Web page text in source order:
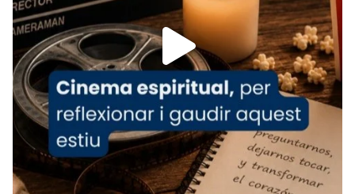
Aquest dilluns, 27 de juliol, ha tingut lloc la
missa d’acció de gràcies en agraïment al
comitè organitzador de la visita apostòlica
del Sant Pare Lleó XIV a Barcelona, i als
col·laboradors, a la Catedral de Barcelona.
L’arquebisbe de Barcelona, el cardenal Joan
Josep Omella, ha presidit la missa i l’ha
concelebrat el bisbe auxiliar de Barcelona,
Mons. David Abadías.